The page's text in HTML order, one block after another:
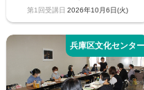
2026年10月6日(火)